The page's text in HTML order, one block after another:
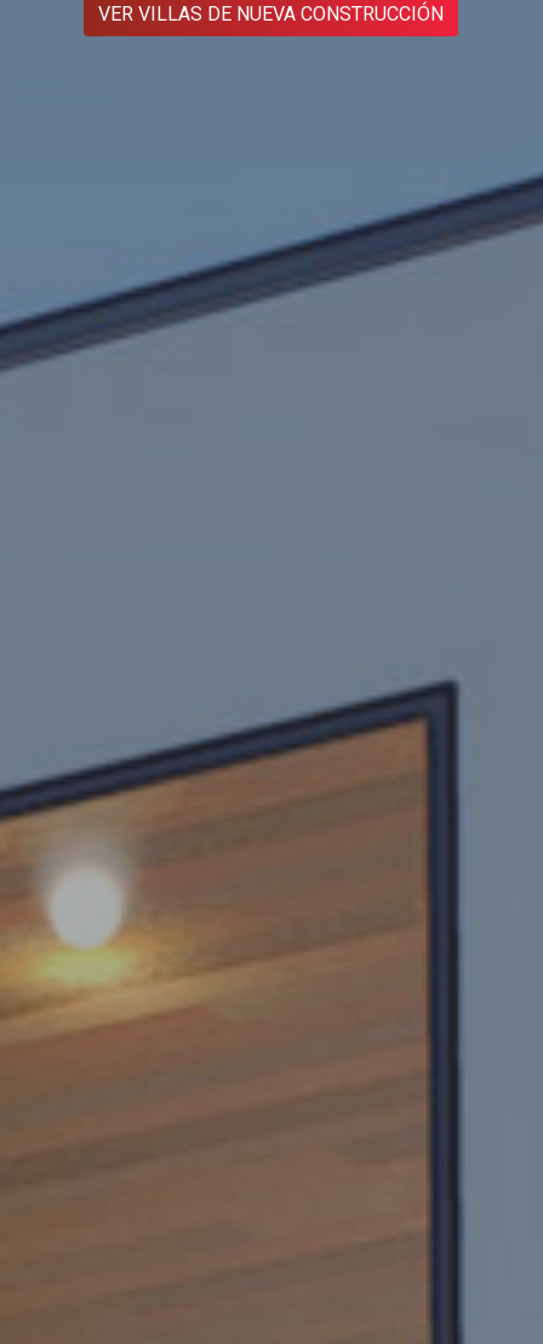
VER VILLAS DE NUEVA CONSTRUCCIÓN